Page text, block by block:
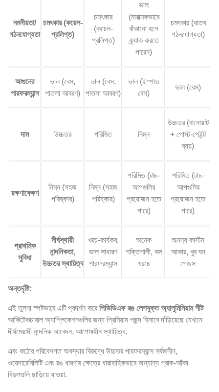
নমনীয়তা/
গঠনযোগ্যতা
চমৎকার (কয়েল-
প্রলিপ্ত)
চমৎকার
(কয়েল-
প্রলিপ্ত)
ভাল
(মারাত্মকভাবে
বাঁকানো হলে
ক্র্যাক করতে
পারেন)
চমৎকার (ধাতব
গঠনযোগ্যতা)
আগুনের
পারফরম্যান্স
ভাল (বেস,
পাতলা আবরণ)
ভাল (বেস,
পাতলা আবরণ)
ভাল (ইস্পাত
বেস)
ভাল (বেস)
দাম উচ্চতর পরিমিত নিম্ন
উচ্চতর (বানোয়াট
+ পোস্ট-পেইন্ট
ব্যয়)
রক্ষণাবেক্ষণ
নিম্ন (সহজ
পরিষ্কার)
নিম্ন (সহজ
পরিষ্কার)
পরিমিত (টাচ-
আপগুলির
প্রয়োজন হতে
পারে)
পরিমিত (টাচ-
আপগুলির
প্রয়োজন হতে
পারে)
প্রাথমিক
সুবিধা
দীর্ঘস্থায়ী
নান্দনিকতা,
উচ্চতর স্থায়িত্ব
খরচ-কার্যকর,
ভাল সাধারণ
পারফরম্যান্স
অনেক
শক্তিশালী, কম
খরচে
অনন্য কাস্টম
আকার, খুব ঘন
গেজস
অন্তর্দৃষ্টি:
এই তুলনা স্পষ্টভাবে এটি প্রদর্শন করেপিভিডিএফ রঙ লেপযুক্ত অ্যালুমিনিয়াম শীট
আর্কিটেকচারাল অ্যাপ্লিকেশনগুলির জন্য প্রিমিয়াম পছন্দ হিসাবে দাঁড়িয়েছে যেখানে
দীর্ঘমেয়াদী নান্দনিক আবেদন, আপোষহীন স্থায়িত্ব.
এবং কঠোর পরিবেশগত অবস্থার বিরুদ্ধে উচ্চতর পারফরম্যান্স সর্বজনীন,
ওয়েদারেবিলিটি এবং রঙ ধারণার ক্ষেত্রে ধারাবাহিকভাবে অন্যান্য প্রাক-আঁকা
বিকল্পগুলি ছাড়িয়ে যাওয়া.